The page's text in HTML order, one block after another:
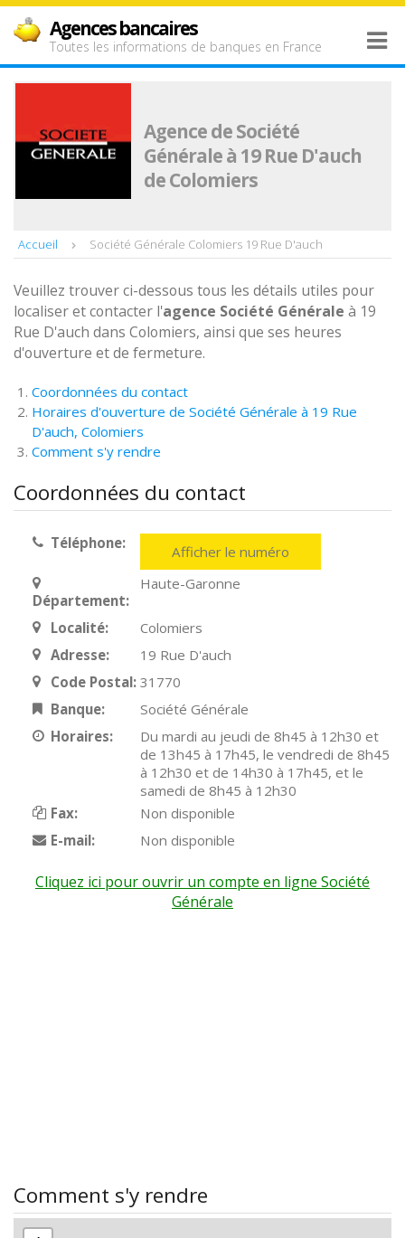
Agences bancaires
Toutes les informations de banques en France
Agence de Société
Générale à 19 Rue D'auch
de Colomiers
Accueil Société Générale Colomiers 19 Rue D'auch
Veuillez trouver ci-dessous tous les détails utiles pour
localiser et contacter l'agence Société Générale à 19
Rue D'auch dans Colomiers, ainsi que ses heures
d'ouverture et de fermeture.
Coordonnées du contact
Horaires d'ouverture de Société Générale à 19 Rue
D'auch, Colomiers
Comment s'y rendre
Coordonnées du contact
Téléphone: Afficher le numéro
Département:
Haute-Garonne
Localité:
Colomiers
Adresse:
19 Rue D'auch
Code Postal: 31770
Banque:
Société Générale
Horaires:
Du mardi au jeudi de 8h45 à 12h30 et
de 13h45 à 17h45, le vendredi de 8h45
à 12h30 et de 14h30 à 17h45, et le
samedi de 8h45 à 12h30
Fax:
Non disponible
E-mail:
Non disponible
Cliquez ici pour ouvrir un compte en ligne Société
Générale
Comment s'y rendre